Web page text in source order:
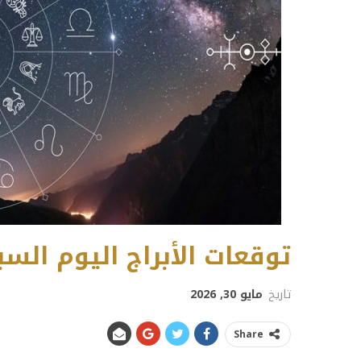
توقعات الأبراج اليوم السبت 30
تاريخ مايو 30, 2026
Share